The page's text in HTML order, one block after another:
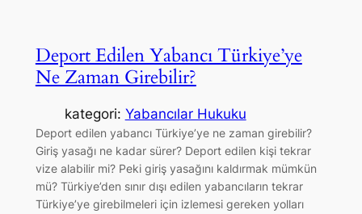
Deport Edilen Yabancı Türkiye’ye
Ne Zaman Girebilir?
kategori: Yabancılar Hukuku
Deport edilen yabancı Türkiye’ye ne zaman girebilir?
Giriş yasağı ne kadar sürer? Deport edilen kişi tekrar
vize alabilir mi? Peki giriş yasağını kaldırmak mümkün
mü? Türkiye’den sınır dışı edilen yabancıların tekrar
Türkiye’ye girebilmeleri için izlemesi gereken yolları